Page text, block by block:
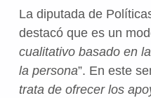
La diputada de
destacó que es un
cualitativo basado en
la persona”. En este
trata de ofrecer los